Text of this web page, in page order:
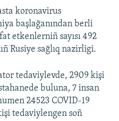
koronavirus
başlağanından berli
etkenlerniñ sayısı 492
Rusiye sağlıq nazirligi.
tedaviylevde, 2909 kişi
buluna, 7 insan
24523 COVID-19
tedaviylengen soñ